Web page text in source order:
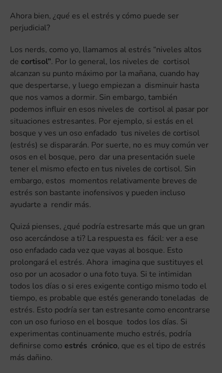
Ahora bien, ¿qué es el estrés y cómo puede ser
perjudicial?
Los nerds, como yo, llamamos al estrés “niveles altos
de cortisol”. Por lo general, los niveles de cortisol
alcanzan su punto máximo por la mañana, cuando hay
que despertarse, y luego empiezan a disminuir hasta
que nos vamos a dormir. Sin embargo, también
podemos influir en esos niveles de cortisol al pasar por
situaciones estresantes. Por ejemplo, si estás en el
bosque y ves un oso enfadado tus niveles de cortisol
(estrés) se dispararán. Por suerte, no es muy común ver
osos en el bosque, pero dar una presentación suele
tener el mismo efecto en tus niveles de cortisol. Sin
embargo, estos momentos relativamente breves de
estrés son bastante inofensivos y pueden incluso
ayudarte a rendir más.
Quizá pienses, ¿qué podría estresarte más que un gran
oso acercándose a ti? La respuesta es fácil: ver a ese
oso enfadado cada vez que vayas al bosque. Esto
prolongará el estrés. Ahora imagina que sustituyes el
oso por un acosador o una foto tuya. Si te intimidan
todos los días o si eres exigente contigo mismo todo el
tiempo, es probable que estés generando toneladas de
estrés. Esto podría ser tan estresante como encontrarse
con un oso furioso en el bosque todos los días. Si
experimentas continuamente mucho estrés, podría
definirse como estrés crónico, que es el tipo de estrés
más dañino.